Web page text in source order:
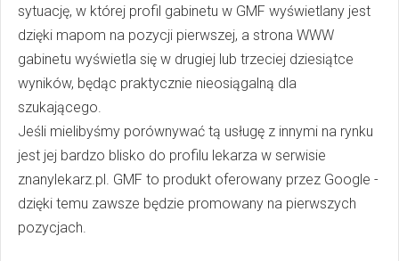
sytuację, w której profil gabinetu w GMF wyświetlany jest
dzięki mapom na pozycji pierwszej, a strona WWW
gabinetu wyświetla się w drugiej lub trzeciej dziesiątce
wyników, będąc praktycznie nieosiągalną dla
szukającego.
Jeśli mielibyśmy porównywać tą usługę z innymi na rynku
jest jej bardzo blisko do profilu lekarza w serwisie
znanylekarz.pl. GMF to produkt oferowany przez Google -
dzięki temu zawsze będzie promowany na pierwszych
pozycjach.